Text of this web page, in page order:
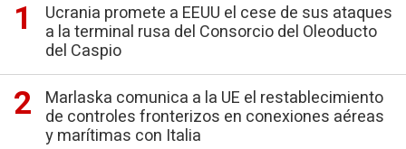
Ucrania promete a EEUU el cese de sus ataques
a la terminal rusa del Consorcio del Oleoducto
del Caspio
Marlaska comunica a la UE el restablecimiento
de controles fronterizos en conexiones aéreas
y marítimas con Italia